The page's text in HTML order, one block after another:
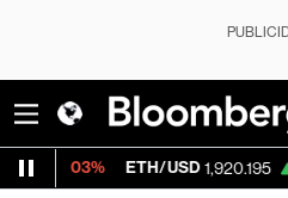
ETH/USD 1,920.195 +0.06% Visa